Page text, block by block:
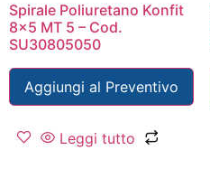
Spirale Poliuretano Konfit
8×5 MT 5 – Cod.
SU30805050
Aggiungi al Preventivo
Leggi tutto